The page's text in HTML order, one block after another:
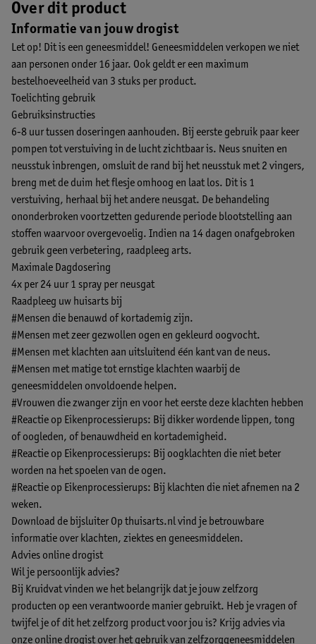
Over dit product
Informatie van jouw drogist
Let op! Dit is een geneesmiddel! Geneesmiddelen verkopen we niet
aan personen onder 16 jaar. Ook geldt er een maximum
bestelhoeveelheid van 3 stuks per product.
Toelichting gebruik
Gebruiksinstructies
6-8 uur tussen doseringen aanhouden. Bij eerste gebruik paar keer
pompen tot verstuiving in de lucht zichtbaar is. Neus snuiten en
neusstuk inbrengen, omsluit de rand bij het neusstuk met 2 vingers,
breng met de duim het flesje omhoog en laat los. Dit is 1
verstuiving, herhaal bij het andere neusgat. De behandeling
ononderbroken voortzetten gedurende periode blootstelling aan
stoffen waarvoor overgevoelig. Indien na 14 dagen onafgebroken
gebruik geen verbetering, raadpleeg arts.
Maximale Dagdosering
4x per 24 uur 1 spray per neusgat
Raadpleeg uw huisarts bij
#Mensen die benauwd of kortademig zijn.
#Mensen met zeer gezwollen ogen en gekleurd oogvocht.
#Mensen met klachten aan uitsluitend één kant van de neus.
#Mensen met matige tot ernstige klachten waarbij de
geneesmiddelen onvoldoende helpen.
#Vrouwen die zwanger zijn en voor het eerste deze klachten hebben
#Reactie op Eikenprocessierups: Bij dikker wordende lippen, tong
of oogleden, of benauwdheid en kortademigheid.
#Reactie op Eikenprocessierups: Bij oogklachten die niet beter
worden na het spoelen van de ogen.
#Reactie op Eikenprocessierups: Bij klachten die niet afnemen na 2
weken.
Download de bijsluiter Op thuisarts.nl vind je betrouwbare
informatie over klachten, ziektes en geneesmiddelen.
Advies online drogist
Wil je persoonlijk advies?
Bij Kruidvat vinden we het belangrijk dat je jouw zelfzorg
producten op een verantwoorde manier gebruikt. Heb je vragen of
twijfel je of dit het zelfzorg product voor jou is? Krijg advies via
onze online drogist over het gebruik van zelfzorggeneesmiddelen